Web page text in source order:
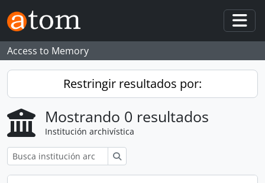
Skip to main content
Access to Memory
Restringir resultados por:
Mostrando 0 resultados
Institución archivística